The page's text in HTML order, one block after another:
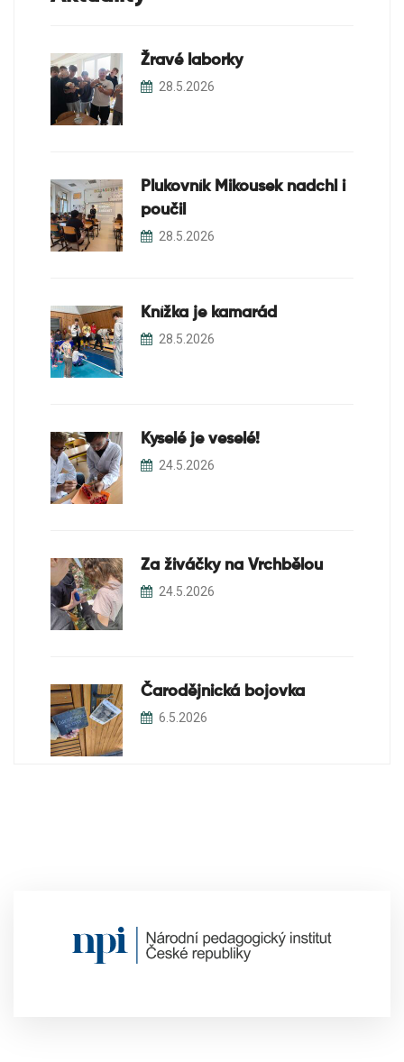
Žravé laborky
28.5.2026
Plukovník Mikousek nadchl i
poučil
28.5.2026
Knížka je kamarád
28.5.2026
Kyselé je veselé!
24.5.2026
Za živáčky na Vrchbělou
24.5.2026
Čarodějnická bojovka
6.5.2026